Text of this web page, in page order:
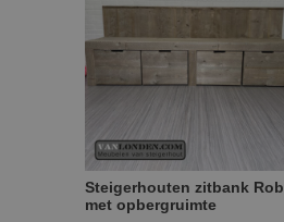
Steigerhouten zitbank Rob
met opbergruimte